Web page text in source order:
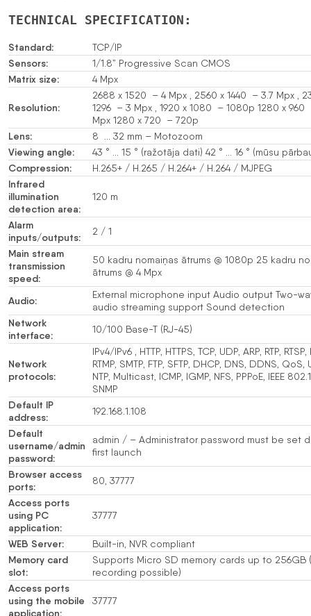
TECHNICAL SPECIFICATION:
Standard: TCP/IP
Sensors: 1/1.8” Progressive Scan CMOS
Matrix size: 4 Mpx
Resolution:
2688 x 1520 – 4 Mpx , 2560 x 1440 – 3.7 Mpx ,
1296 – 3 Mpx , 1920 x 1080 – 1080p 1280 x 960
Mpx 1280 x 720 – 720p
Lens: 8 … 32 mm – Motozoom
Viewing angle: 43 ° … 15 ° (ražotāja dati) 42 ° … 16 ° (mūsu
Compression: H.265+ / H.265 / H.264+ / H.264 / MJPEG
Infrared
illumination
detection area:
120 m
Alarm
inputs/outputs:
2 / 1
Main stream
transmission
speed:
50 kadru nomaiņas ātrums @ 1080p 25 kadru
ātrums @ 4 Mpx
Audio:
External microphone input Audio output Two-
audio streaming support Sound detection
Network
interface:
10/100 Base-T (RJ-45)
Network
protocols:
IPv4/IPv6 , HTTP, HTTPS, TCP, UDP, ARP, RTP, RTSP,
RTMP, SMTP, FTP, SFTP, DHCP, DNS, DDNS, QoS,
NTP, Multicast, ICMP, IGMP, NFS, PPPoE, IEEE
SNMP
Default IP
address:
192.168.1.108
Default
username/admin
password:
admin / – Administrator password must be set
first launch
Browser access
ports:
80, 37777
Access ports
using PC
application:
37777
WEB Server: Built-in, NVR compliant
Memory card
slot:
Supports Micro SD memory cards up to 256GB
recording possible)
Access ports
using the mobile
application:
37777